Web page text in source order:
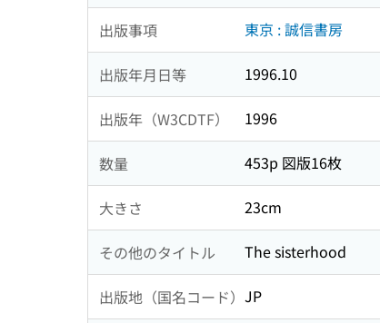
出版事項 東京 : 誠信書房
出版年月日等 1996.10
出版年（W3CDTF） 1996
数量 453p 図版16枚
大きさ 23cm
その他のタイトル The sisterhood
出版地（国名コード） JP